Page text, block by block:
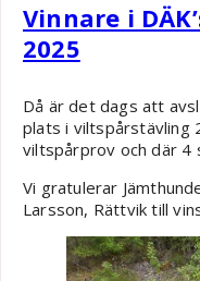
Vinnare i
2025
Då är det dags att
plats i viltspårstävling
viltspårprov och där 4
Vi gratulerar
Larsson, Rättvik till